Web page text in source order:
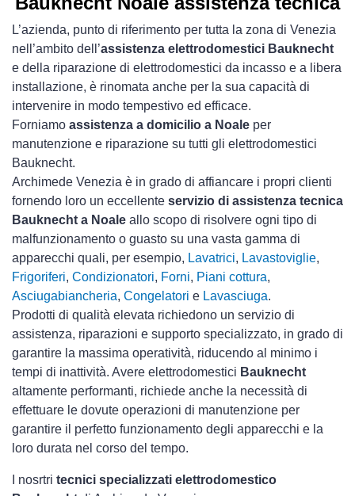
L’azienda, punto di riferimento per tutta la zona di Venezia
nell’ambito dell’assistenza elettrodomestici Bauknecht
e della riparazione di elettrodomestici da incasso e a libera
installazione, è rinomata anche per la sua capacità di
intervenire in modo tempestivo ed efficace.
Forniamo assistenza a domicilio a Noale per
manutenzione e riparazione su tutti gli elettrodomestici
Bauknecht.
Archimede Venezia è in grado di affiancare i propri clienti
fornendo loro un eccellente servizio di assistenza tecnica
Bauknecht a Noale allo scopo di risolvere ogni tipo di
malfunzionamento o guasto su una vasta gamma di
apparecchi quali, per esempio, Lavatrici, Lavastoviglie,
Frigoriferi, Condizionatori, Forni, Piani cottura,
Asciugabiancheria, Congelatori e Lavasciuga.
Prodotti di qualità elevata richiedono un servizio di
assistenza, riparazioni e supporto specializzato, in grado di
garantire la massima operatività, riducendo al minimo i
tempi di inattività. Avere elettrodomestici Bauknecht
altamente performanti, richiede anche la necessità di
effettuare le dovute operazioni di manutenzione per
garantire il perfetto funzionamento degli apparecchi e la
loro durata nel corso del tempo.
I nosrtri tecnici specializzati elettrodomestico